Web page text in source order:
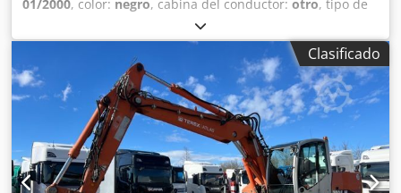
01/2000, color: negro, cabina del conductor: otro, tipo de
, Año de fabricación:
vehículo: Bovenden, sistema de bloqueo de contenedores.
Credpfx Afji Rl Tvskjf Carrocería: sistema de descarga
lateral Atlas con gancho articulado para contenedores de
hasta 6 m. Desmontaje de un Daimler-Benz Actros 3340
6x6, distancia entre ejes: 4200 mm. LA INFORMACIÓN
SOBRE LOS ACCESORIOS SE PROPORCIONA SIN GARANTÍA,
se reservan los derechos a modificaciones, venta previa e
errores.
Clasificado